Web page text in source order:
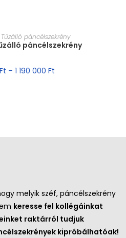
Tűzálló páncélszekrény
páncélszekrény
Ft – 1 190 000 Ft
melyik széf, páncélszekrény
keresse fel kollégáinkat
raktárról tudjuk
kipróbálhatóak!